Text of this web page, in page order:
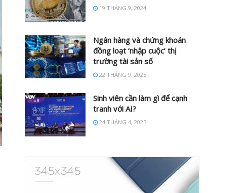
19 THÁNG 9, 2024
Ngân hàng và chứng khoán
đồng loạt ‘nhập cuộc’ thị
trường tài sản số
22 THÁNG 9, 2025
Sinh viên cần làm gì để cạnh
tranh với AI?
24 THÁNG 4, 2025